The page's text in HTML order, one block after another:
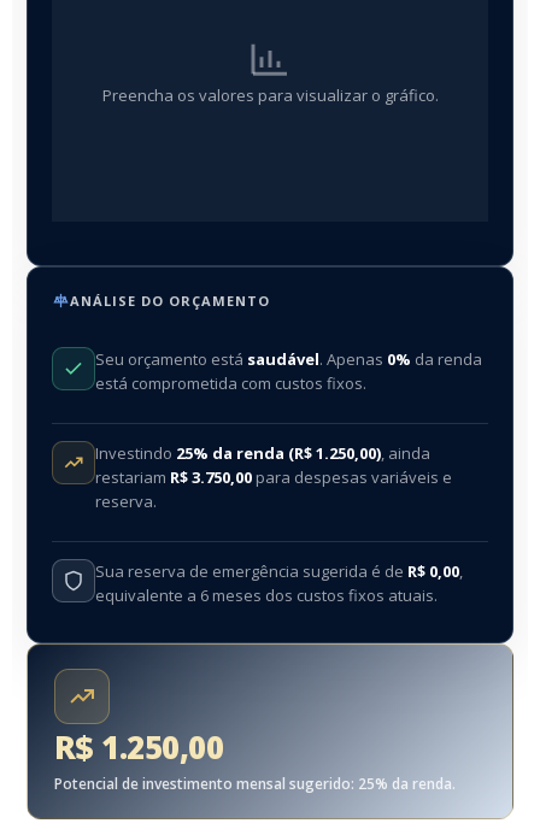
Preencha os valores para visualizar o gráfico.
ANÁLISE DO ORÇAMENTO
Seu orçamento está saudável. Apenas 0% da renda
está comprometida com custos fixos.
Investindo 25% da renda (R$ 1.250,00), ainda
restariam R$ 3.750,00 para despesas variáveis e
reserva.
Sua reserva de emergência sugerida é de R$ 0,00,
equivalente a 6 meses dos custos fixos atuais.
R$ 1.250,00
Potencial de investimento mensal sugerido: 25% da renda.